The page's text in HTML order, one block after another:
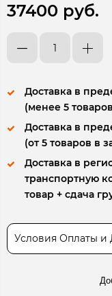
37400 руб.
Доставка в
(менее 5
Доставка в
(от 5 товаров в
Доставка в
транспортную
товар + сдача
Условия Оплаты и